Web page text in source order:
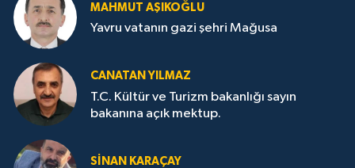
MAHMUT AŞIKOĞLU
Yavru vatanın gazi şehri Mağusa
CANATAN YILMAZ
T.C. Kültür ve Turizm bakanlığı sayın
bakanına açık mektup.
SİNAN KARAÇAY